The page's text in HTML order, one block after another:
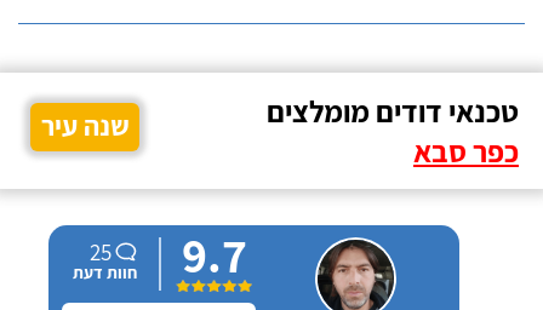
טכנאי דודים מומלצים
כפר סבא
שנה עיר
9.7
25
חוות דעת